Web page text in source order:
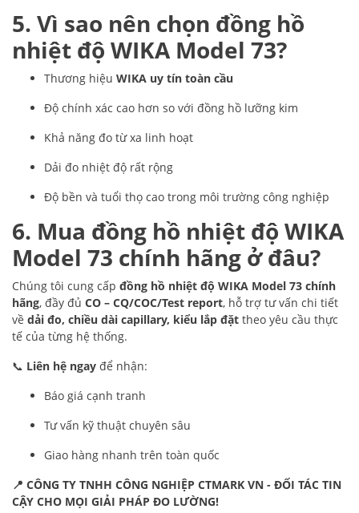
5. Vì sao nên chọn đồng hồ
nhiệt độ WIKA Model 73?
Thương hiệu WIKA uy tín toàn cầu
Độ chính xác cao hơn so với đồng hồ lưỡng kim
Khả năng đo từ xa linh hoạt
Dải đo nhiệt độ rất rộng
Độ bền và tuổi thọ cao trong môi trường công nghiệp
6. Mua đồng hồ nhiệt độ WIKA
Model 73 chính hãng ở đâu?
Chúng tôi cung cấp đồng hồ nhiệt độ WIKA Model 73 chính
hãng, đầy đủ CO – CQ/COC/Test report, hỗ trợ tư vấn chi tiết
về dải đo, chiều dài capillary, kiểu lắp đặt theo yêu cầu thực
tế của từng hệ thống.
📞 Liên hệ ngay để nhận:
Báo giá cạnh tranh
Tư vấn kỹ thuật chuyên sâu
Giao hàng nhanh trên toàn quốc
📍 CÔNG TY TNHH CÔNG NGHIỆP CTMARK VN - ĐỐI TÁC TIN
CẬY CHO MỌI GIẢI PHÁP ĐO LƯỜNG!